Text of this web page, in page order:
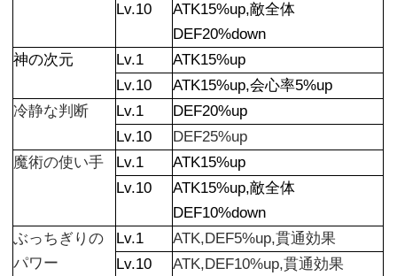
Lv.10
ATK15%up,敵全体
DEF20%down
神の次元
Lv.1
ATK15%up
Lv.10
ATK15%up,会心率5%up
冷静な判断
Lv.1
DEF20%up
Lv.10
DEF25%up
魔術の使い手
Lv.1
ATK15%up
Lv.10
ATK15%up,敵全体
DEF10%down
ぶっちぎりの
パワー
Lv.1
ATK,DEF5%up,貫通効果
Lv.10
ATK,DEF10%up,貫通効果